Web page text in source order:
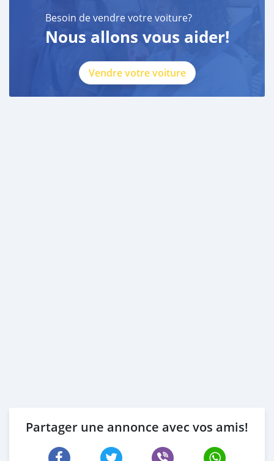
Besoin de vendre votre voiture?
Nous allons vous aider!
Vendre votre voiture
Partager une annonce avec vos amis!